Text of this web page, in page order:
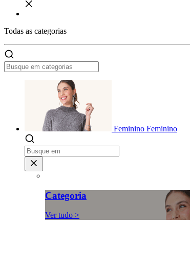
Todas as categorias
Feminino Feminino
Categoria
Ver tudo >